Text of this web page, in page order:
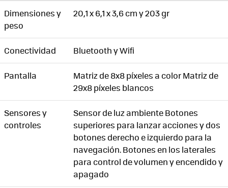
Dimensiones y
peso
20,1 x 6,1 x 3,6 cm y 203 gr
Conectividad Bluetooth y Wifi
Pantalla
Matriz de 8x8 píxeles a color Matriz de
29x8 píxeles blancos
Sensores y
controles
Sensor de luz ambiente Botones
superiores para lanzar acciones y dos
botones derecho e izquierdo para la
navegación. Botones en los laterales
para control de volumen y encendido y
apagado